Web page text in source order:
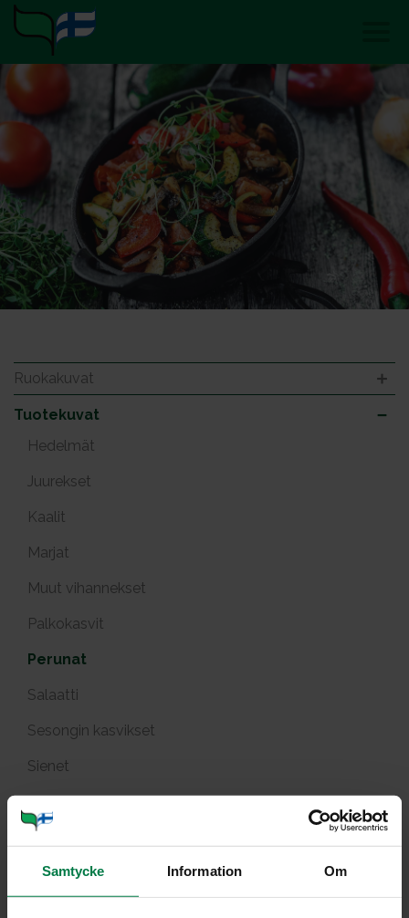
Samtycke Information Om
Ruokakuvat
Tuotekuvat
Hedelmät
Juurekset
Kaalit
Marjat
Muut vihannekset
Palkokasvit
Perunat
Salaatti
Sesongin kasvikset
Sienet
Sipulit
Vihanneshedelmät
Yrtit